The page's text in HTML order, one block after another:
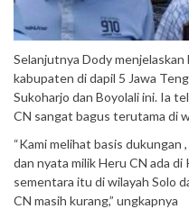
Selanjutnya Dody
kabupaten di dapil 5 Jawa
Sukoharjo dan Boyolali ini. Ia
CN sangat bagus terutama di
“Kami melihat basis dukungan
dan nyata milik Heru CN ada
sementara itu di wilayah Solo
CN masih kurang,” ungkapnya